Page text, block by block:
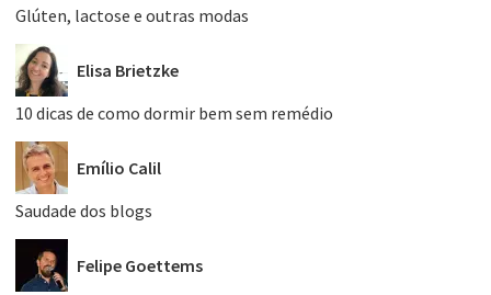
Glúten, lactose e outras modas
Elisa Brietzke
10 dicas de como dormir bem sem remédio
Emílio Calil
Saudade dos blogs
Felipe Goettems